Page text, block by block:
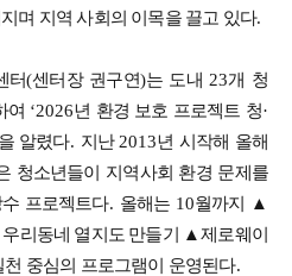
며 지역 사회의 이목을 끌고 있다.
터(센터장 권구연)는 도내 23개 청
여 ‘2026년 환경 보호 프로젝트 청·
알렸다. 지난 2013년 시작해 올해
청소년들이 지역사회 환경 문제를
프로젝트다. 올해는 10월까지
▲
우리동네 열지도 만들기 ▲제로웨이
중심의 프로그램이 운영된다.